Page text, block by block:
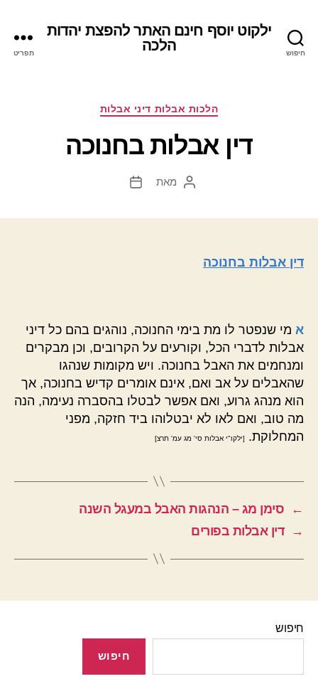
חיפוש
ילקוט יוסף חינם האתר להפצת יהדות
הלכה
תפריט
קטגוריות
הלכות אבלות דיני אבלות
דין אבלות בחנוכה
המחבר
מאת
תאריך
דין אבלות בחנוכה
א מי שנפטר לו מת בימי החנוכה, נוהגים בהם כל דיני
אבלות לדברי הכל, וקורעים על הקרובים, וכן מבקרים
ומנחמים את האבל בחנוכה. ויש מקומות שנהגו
שהאבלים על אב ואם, אינם אומרים קדיש בחנוכה, אך
הוא מנהג גרוע, ואם אפשר לבטלו בהסברה נעימה, הנה
מה טוב, ואם לאו לא יבטלוהו ביד חזקה, מפני
המחלוקת.
[ילקו"י אבלות סי' מג עמ' תרצ]
←
סימן מג – הנהגות האבל במעגל השנה
→
דין אבלות בפורים
חיפוש
חיפוש